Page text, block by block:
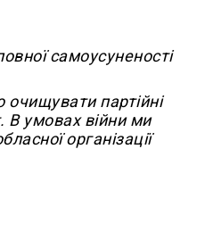
самоусуненості
партійні
В умовах війни ми
організації